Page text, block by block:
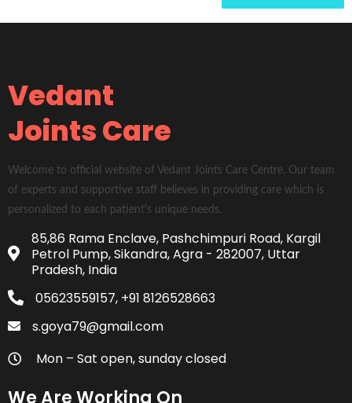
Vedant
Joints Care
Welcome to official website of Vedant Joints Care Centre. Our team
of experts and supportive staff believes in providing care which is
personalized to each patient's unique needs.
85,86 Rama Enclave, Pashchimpuri Road, Kargil
Petrol Pump, Sikandra, Agra - 282007, Uttar
Pradesh, India
05623559157, +91 8126528663
s.goya79@gmail.com
Mon – Sat open, sunday closed
We Are Working On